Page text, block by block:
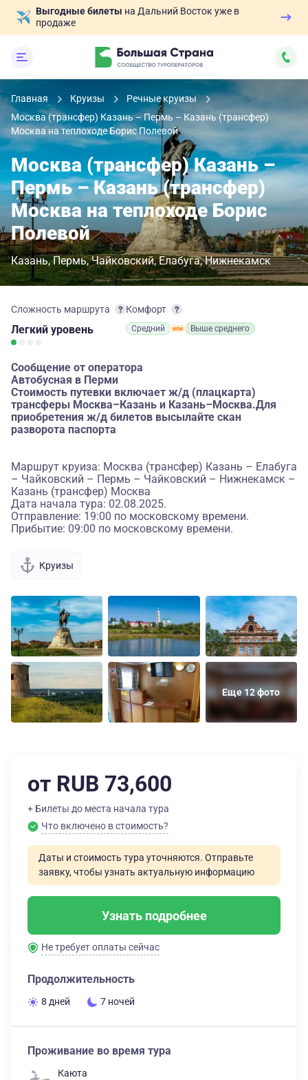
Выгодные билеты на Дальний Восток уже в
продаже
Главная Круизы
Речные круизы
Москва (трансфер) Казань – Пермь – Казань (трансфер)
Москва на теплоходе Борис Полевой
Москва (трансфер) Казань –
Пермь – Казань (трансфер)
Москва на теплоходе Борис
Полевой
Казань Пермь Чайковский Елабуга Нижнекамск
Сложность маршрута
Легкий уровень
Комфорт
Средний Выше среднего
Сообщение от оператора
Автобусная в Перми
Стоимость путевки включает ж/д (плацкарта)
трансферы Москва–Казань и Казань–Москва.Для
приобретения ж/д билетов высылайте скан
разворота паспорта
Маршрут круиза: Москва (трансфер) Казань – Елабуга
– Чайковский – Пермь – Чайковский – Нижнекамск –
Казань (трансфер) Москва
Дата начала тура: 02.08.2025.
Отправление: 19:00 по московскому времени.
Прибытие: 09:00 по московскому времени.
Круизы
Еще 12 фото
от RUB 73,600
+ Билеты до места начала тура
Что включено в стоимость?
Даты и стоимость тура уточняются. Отправьте
заявку, чтобы узнать актуальную информацию
Узнать подробнее
Не требует оплаты сейчас
Продолжительность
8 дней 7 ночей
Проживание во время тура
Каюта